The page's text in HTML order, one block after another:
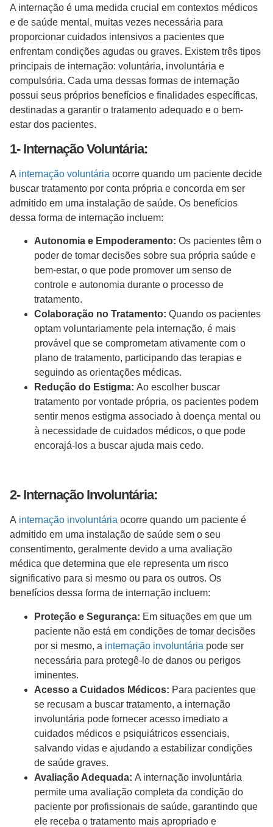
A internação é uma medida crucial em contextos médicos
e de saúde mental, muitas vezes necessária para
proporcionar cuidados intensivos a pacientes que
enfrentam condições agudas ou graves. Existem três tipos
principais de internação: voluntária, involuntária e
compulsória. Cada uma dessas formas de internação
possui seus próprios benefícios e finalidades específicas,
destinadas a garantir o tratamento adequado e o bem-
estar dos pacientes.
1- Internação Voluntária:
A internação voluntária ocorre quando um paciente decide
buscar tratamento por conta própria e concorda em ser
admitido em uma instalação de saúde. Os benefícios
dessa forma de internação incluem:
Autonomia e Empoderamento: Os pacientes têm o
poder de tomar decisões sobre sua própria saúde e
bem-estar, o que pode promover um senso de
controle e autonomia durante o processo de
tratamento.
Colaboração no Tratamento: Quando os pacientes
optam voluntariamente pela internação, é mais
provável que se comprometam ativamente com o
plano de tratamento, participando das terapias e
seguindo as orientações médicas.
Redução do Estigma: Ao escolher buscar
tratamento por vontade própria, os pacientes podem
sentir menos estigma associado à doença mental ou
à necessidade de cuidados médicos, o que pode
encorajá-los a buscar ajuda mais cedo.
2- Internação Involuntária:
A internação involuntária ocorre quando um paciente é
admitido em uma instalação de saúde sem o seu
consentimento, geralmente devido a uma avaliação
médica que determina que ele representa um risco
significativo para si mesmo ou para os outros. Os
benefícios dessa forma de internação incluem:
Proteção e Segurança: Em situações em que um
paciente não está em condições de tomar decisões
por si mesmo, a internação involuntária pode ser
necessária para protegê-lo de danos ou perigos
iminentes.
Acesso a Cuidados Médicos: Para pacientes que
se recusam a buscar tratamento, a internação
involuntária pode fornecer acesso imediato a
cuidados médicos e psiquiátricos essenciais,
salvando vidas e ajudando a estabilizar condições
de saúde graves.
Avaliação Adequada: A internação involuntária
permite uma avaliação completa da condição do
paciente por profissionais de saúde, garantindo que
ele receba o tratamento mais apropriado e